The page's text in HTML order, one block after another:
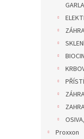
Proxxon